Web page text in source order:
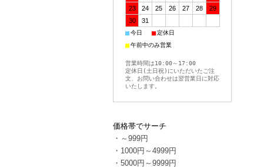
23
24 25 26 27 28
29
30
31
■今日 ■定休日
■午前中のみ営業
営業時間は10:00～17:00
定休日(土日祝)にいただいたご注
文、お問い合わせは翌営業日に対応
いたします。
価格帯でサーチ
・～999円
・1000円～4999円
・5000円～9999円